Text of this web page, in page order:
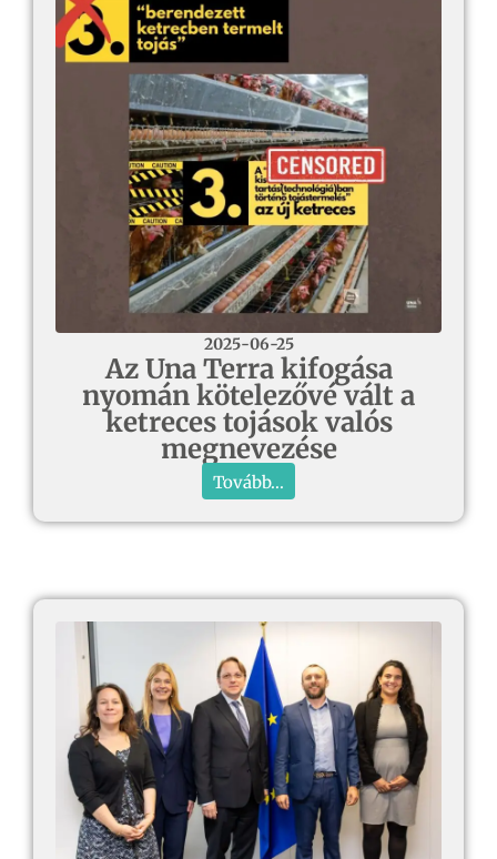
2025-06-25
Az Una Terra kifogása
nyomán kötelezővé vált a
ketreces tojások valós
megnevezése
Tovább...